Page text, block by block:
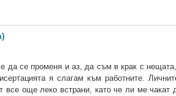
да се променя и аз, да съм в крак с
я слагам към работните.
още леко встрани, като че ли ме чакат